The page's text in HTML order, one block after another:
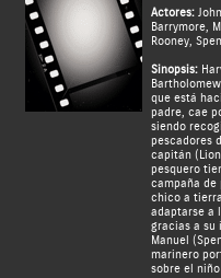
Actores:
Barrymore,
Rooney,
Sinopsis:
que está
padre, cae
siendo
pescadores
capitán
pesquero
campaña de
chico a
adaptarse a
gracias a su
Manuel
marinero
sobre el